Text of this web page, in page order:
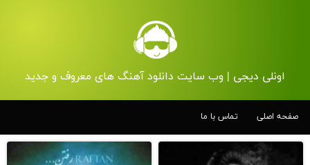
اونلی دیجی | وب سایت دانلود آهنگ های معروف و جدید
صفحه اصلی تماس با ما